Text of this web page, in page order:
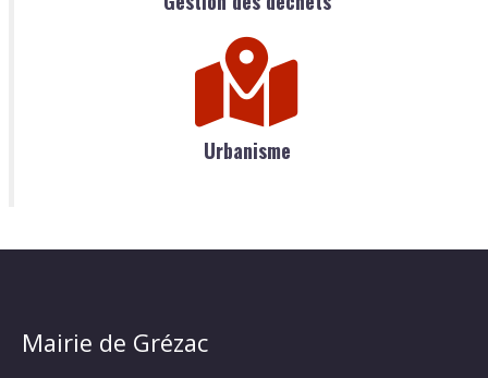
Urbanisme
Mairie de Grézac